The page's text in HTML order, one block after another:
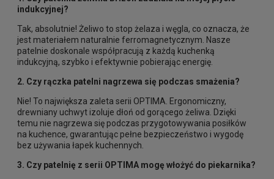
indukcyjnej?
Tak, absolutnie! Żeliwo to stop żelaza i węgla, co oznacza, że
jest materiałem naturalnie ferromagnetycznym. Nasze
patelnie doskonale współpracują z każdą kuchenką
indukcyjną, szybko i efektywnie pobierając energię.
2. Czy rączka patelni nagrzewa się podczas smażenia?
Nie! To największa zaleta serii OPTIMA. Ergonomiczny,
drewniany uchwyt izoluje dłoń od gorącego żeliwa. Dzięki
temu nie nagrzewa się podczas przygotowywania posiłków
na kuchence, gwarantując pełne bezpieczeństwo i wygodę
bez używania łapek kuchennych.
3. Czy patelnię z serii OPTIMA mogę włożyć do piekarnika?